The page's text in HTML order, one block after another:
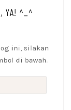
YA! ^_^
ini, silakan
di bawah.